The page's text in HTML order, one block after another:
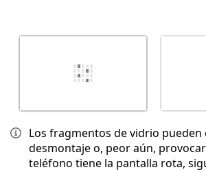
Los fragmentos de vidrio pueden
desmontaje o, peor aún,
teléfono tiene la pantalla rota,